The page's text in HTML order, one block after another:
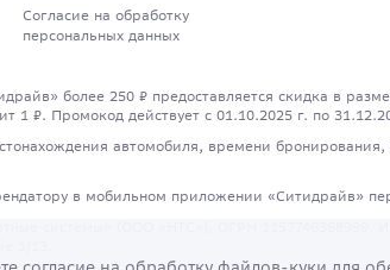
Согласие на обработку
персональных данных
более 250 ₽ предоставляется скидка в
1 ₽. Промокод действует с 01.10.2025 г. по
автомобиля, времени
в мобильном приложении «Ситидрайв»
системы» (ООО «НТС»), ОГРН
1/13.